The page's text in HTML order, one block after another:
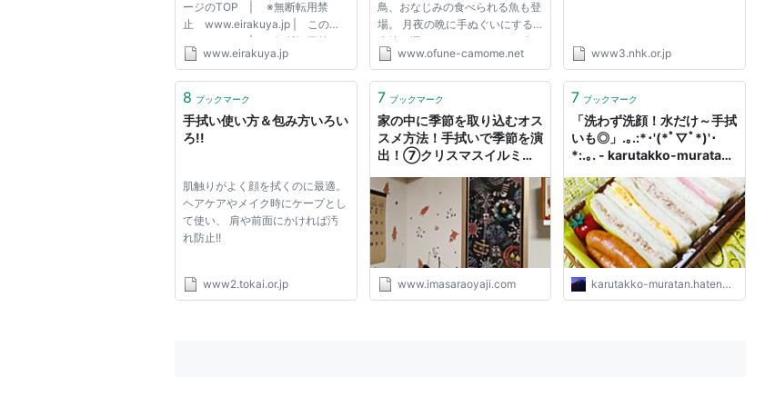
ージのTOP | ※無断転用禁
止 www.eirakuya.jp | このペ
ージのTOP | ※無断転用禁
止 www.eirakuya.jp | このペ
止 www.eirakuya.jp | このペ
止 www.eirakuya.jp | このペ
ージの...
www.eirakuya.jp
鳥、おなじみの食べられる魚も登
場。 月夜の晩に手ぬぐいにする
生地を運んでいます いくつの生
き物を知っていますか？ size:約
本製 ▶ にじゆらホームページは
景色...
www.ofune-camome.net www3.nhk.or.jp
8 ブックマーク
手拭い使い方＆包み方いろい
ろ!!
肌触りがよく顔を拭くのに最適。
ヘアケアやメイク時にケープとし
て使い、 肩や前面にかければ汚
れ防止!!
www2.tokai.or.jp
7 ブックマーク
家の中に季節を取り込むオス
スメ方法！手拭いで季節を演
出！⑦クリスマスイルミも
まさらオヤジのポイ活日記と
雑記
www.imasaraoyaji.com
7 ブックマーク
「洗わず洗顔！水だけ～手拭
いも◎」.｡.:*･'(*ﾟ▽ﾟ*)'･
*:.｡. - karutakko-muratan
karutakko-muratan.hatenablog.com